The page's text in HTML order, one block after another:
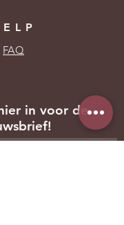
FAQ
in voor de